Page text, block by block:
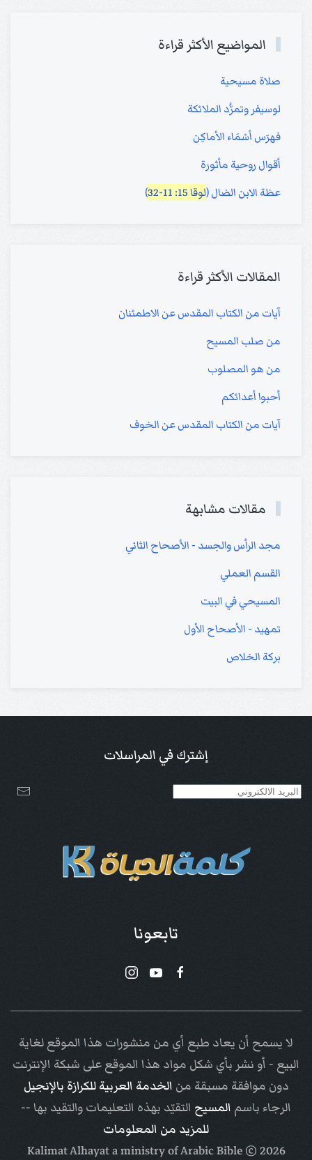
المواضيع الأكثر قراءة
صلاة مسيحية
لوسيفر وتمرُّد الملائكة
فهرَس أسْمَاء الأماكِن
أقوال روحية مأثورة
عظة الابن الضال (لوقا 15: 11-32 )
المقالات الأكثر قراءة
آيات من الكتاب المقدس عن الاطمئنان
من صلب المسيح
من هو المصلوب
أحبوا أعدائكم
آيات من الكتاب المقدس عن الخوف
مقالات مشابهة
مجد الرأس والجسد - الأصحاح الثاني
القسم العملي
المسيحي في البيت
تمهيد - الأصحاح الأول
بركة الخلاص
إشترك في المراسلات
تابعونا
لا يسمح أن يعاد طبع أي من منشورات هذا الموقع لغاية
البيع - أو نشر بأي شكل مواد هذا الموقع على شبكة الإنترنت
دون موافقة مسبقة من الخدمة العربية للكرازة بالإنجيل
الرجاء باسم المسيح التقيّد بهذه التعليمات والتقيد بها --
للمزيد من المعلومات
2026
© Kalimat Alhayat a ministry of
Arabic Bible